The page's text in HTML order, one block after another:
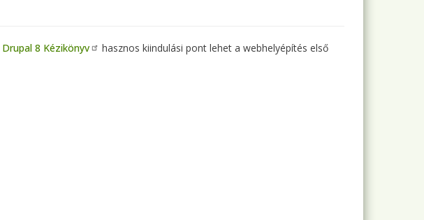
Drupal 8 Kézikönyv
hasznos kiindulási pont lehet a webhelyépítés első